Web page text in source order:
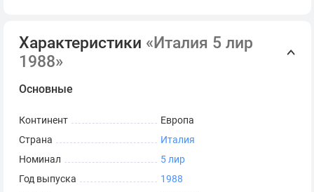
Характеристики «Италия 5 лир
1988»
Основные
Континент
Европа
Страна
Италия
Номинал
5 лир
Год выпуска
1988